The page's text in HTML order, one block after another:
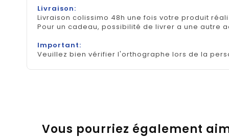
Livraison:
Livraison colissimo 48h une fois votre produit
Pour un cadeau, possibilité de livrer a une autre
Important:
Veuillez bien vérifier l'orthographe lors de la
Vous pourriez également